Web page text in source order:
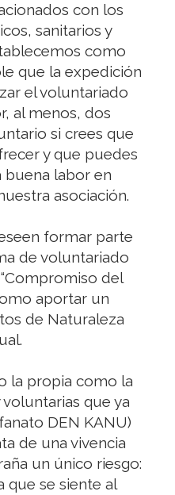
con los
sanitarios y
como
que la expedición
el voluntariado
al menos, dos
si crees que
y que puedes
buena labor en
asociación.
formar parte
de voluntariado
del
aportar un
de Naturaleza
la propia como la
que ya
DEN KANU)
de una vivencia
un único riesgo:
que se siente al